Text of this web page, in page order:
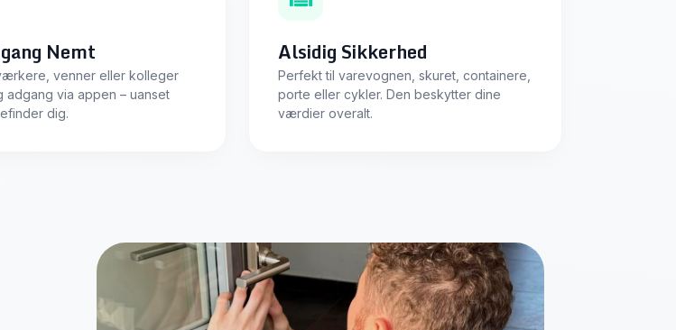
Nemt
venner eller kolleger
adgang via appen – uanset
dig.
Alsidig Sikkerhed
Perfekt til varevognen, skuret, containere,
porte eller cykler. Den beskytter dine
værdier overalt.